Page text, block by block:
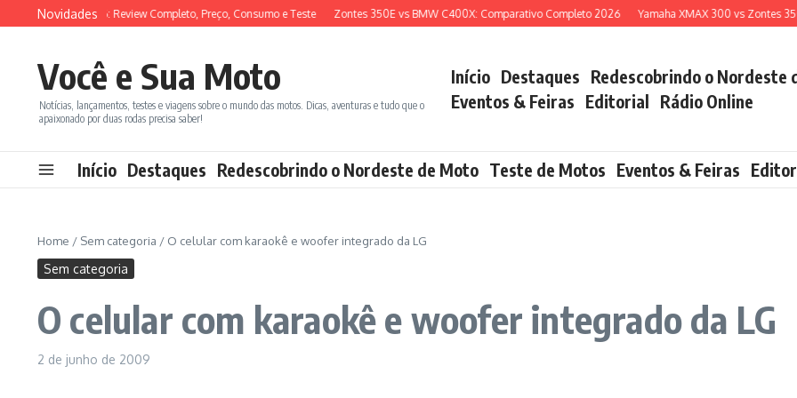
Ir para o conteúdo
Novidades
ADX 150 2026: Review Completo, Preço, Consumo e Teste Zontes 350E vs BMW C400X: Comparativo Completo 2026 Yamaha XMAX 300 vs Zontes
Você e Sua Moto
Notícias, lançamentos, testes e viagens sobre o mundo das motos. Dicas, aventuras e tudo que o
apaixonado por duas rodas precisa saber!
Início Destaques Redescobrindo o Nordeste
Eventos & Feiras Editorial Rádio Online
Início Destaques Redescobrindo o Nordeste de Moto Teste de Motos Eventos & Feiras
Home / Sem categoria / O celular com karaokê e woofer integrado da LG
Sem categoria
O celular com karaokê e woofer integrado da LG
2 de junho de 2009